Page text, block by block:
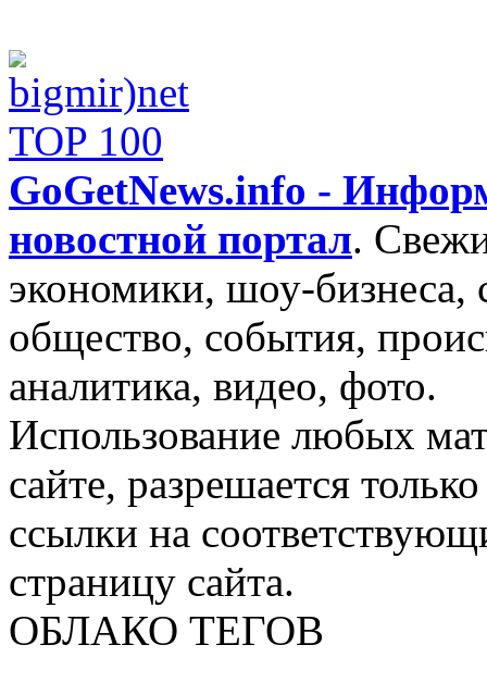
GoGetNews.info -
новостной портал.
экономики, шоу-бизнеса,
общество, события,
аналитика, видео, фото.
Использование любых
сайте, разрешается
ссылки на
страницу сайта.
ОБЛАКО ТЕГОВ